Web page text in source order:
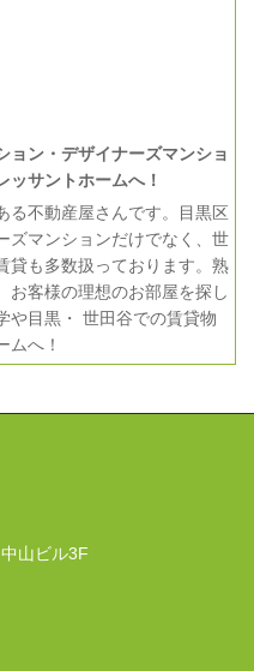
ョン・デザイナーズマンショ
ッサントホームへ！
る不動産屋さんです。目黒区
ズマンションだけでなく、世
貸も多数扱っております。熟
お客様の理想のお部屋を探し
や目黒・ 世田谷での賃貸物
ムへ！
山ビル3F